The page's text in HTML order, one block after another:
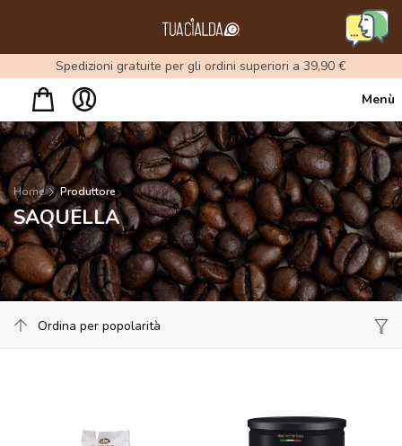
Spedizioni gratuite per gli ordini superiori a 39,90 €
Menù
Home Produttore
SAQUELLA